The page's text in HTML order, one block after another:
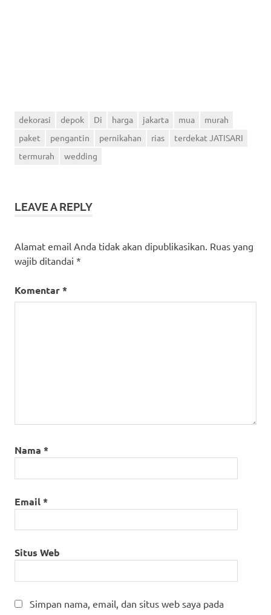
dekorasi depok Di harga jakarta mua
murah
paket
pengantin pernikahan rias
terdekat JATISARI
termurah
wedding
LEAVE A REPLY
Alamat email Anda tidak akan dipublikasikan. Ruas yang
wajib ditandai *
Komentar*
Nama *
Email*
Situs Web
Simpan nama, email, dan situs web saya pada